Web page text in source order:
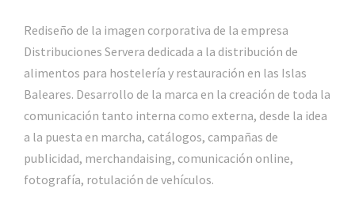
Rediseño de la imagen corporativa de la empresa
Distribuciones Servera dedicada a la distribución de
alimentos para hostelería y restauración en las Islas
Baleares. Desarrollo de la marca en la creación de toda la
comunicación tanto interna como externa, desde la idea
a la puesta en marcha, catálogos, campañas de
publicidad, merchandaising, comunicación online,
fotografía, rotulación de vehículos.